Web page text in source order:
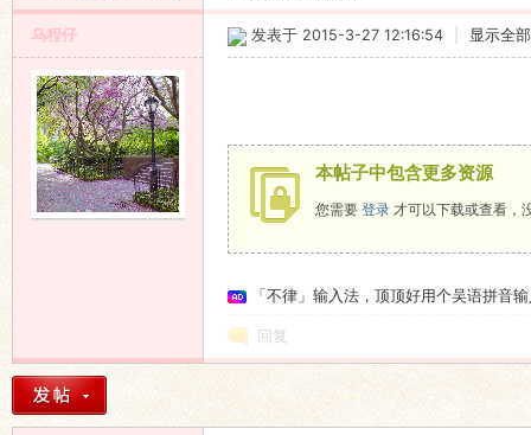
乌程仔 发表于 2015-3-27 12:16:54 显示全
本帖子中包含更多资源
您需要 登录 才可以下载或查看，
「不律」输入法，顶顶好用个吴语拼音
回复